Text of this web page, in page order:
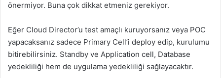
önermiyor. Buna çok dikkat etmeniz gerekiyor.
Eğer Cloud Director’u test amaçlı kuruyorsanız veya POC
yapacaksanız sadece Primary Cell’i deploy edip, kurulumu
bitirebilirsiniz. Standby ve Application cell, Database
yedekliliği hem de uygulama yedekliliği sağlayacaktır.